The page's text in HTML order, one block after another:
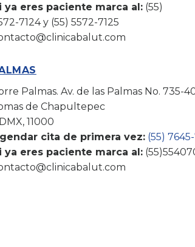
ya eres paciente marca al:(55)
7124 y (55) 5572-7125
Palmas. Av. de las Palmas No. 735-
de Chapultepec
11000
cita de primera vez: (55)
ya eres paciente marca al: